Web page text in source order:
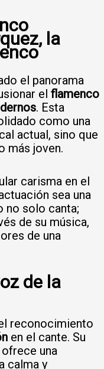
la
el panorama
el flamenco
. Esta
como una
actual, sino que
más joven.
carisma en el
sea una
no solo canta;
de su música,
de una
de la
reconocimiento
en el cante. Su
una
calma y